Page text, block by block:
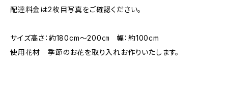
配達料金は2枚目写真をご確認ください。
サイズ高さ：約180cm～200㎝ 幅：約100cm
使用花材 季節のお花を取り入れお作りいたします。